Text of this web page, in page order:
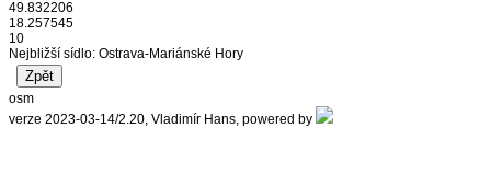
49.832206
18.257545
10
Nejbližší sídlo: Ostrava-Mariánské Hory
osm
verze 2023-03-14/2.20, Vladimír Hans, powered by